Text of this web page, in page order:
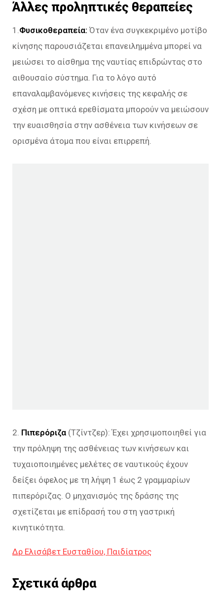
Άλλες προληπτικές θεραπείες
1.Φυσικοθεραπεία: Όταν ένα συγκεκριμένο μοτίβο
κίνησης παρουσιάζεται επανειλημμένα μπορεί να
μειώσει το αίσθημα της ναυτίας επιδρώντας στο
αιθουσαίο σύστημα. Για το λόγο αυτό
επαναλαμβανόμενες κινήσεις της κεφαλής σε
σχέση με οπτικά ερεθίσματα μπορούν να μειώσουν
την ευαισθησία στην ασθένεια των κινήσεων σε
ορισμένα άτομα που είναι επιρρεπή.
2. Πιπερόριζα (Τζίντζερ): Έχει χρησιμοποιηθεί για
την πρόληψη της ασθένειας των κινήσεων και
τυχαιοποιημένες μελέτες σε ναυτικούς έχουν
δείξει όφελος με τη λήψη 1 έως 2 γραμμαρίων
πιπερόριζας. Ο μηχανισμός της δράσης της
σχετίζεται με επίδρασή του στη γαστρική
κινητικότητα.
Δρ Ελισάβετ Ευσταθίου, Παιδίατρος
Σχετικά άρθρα